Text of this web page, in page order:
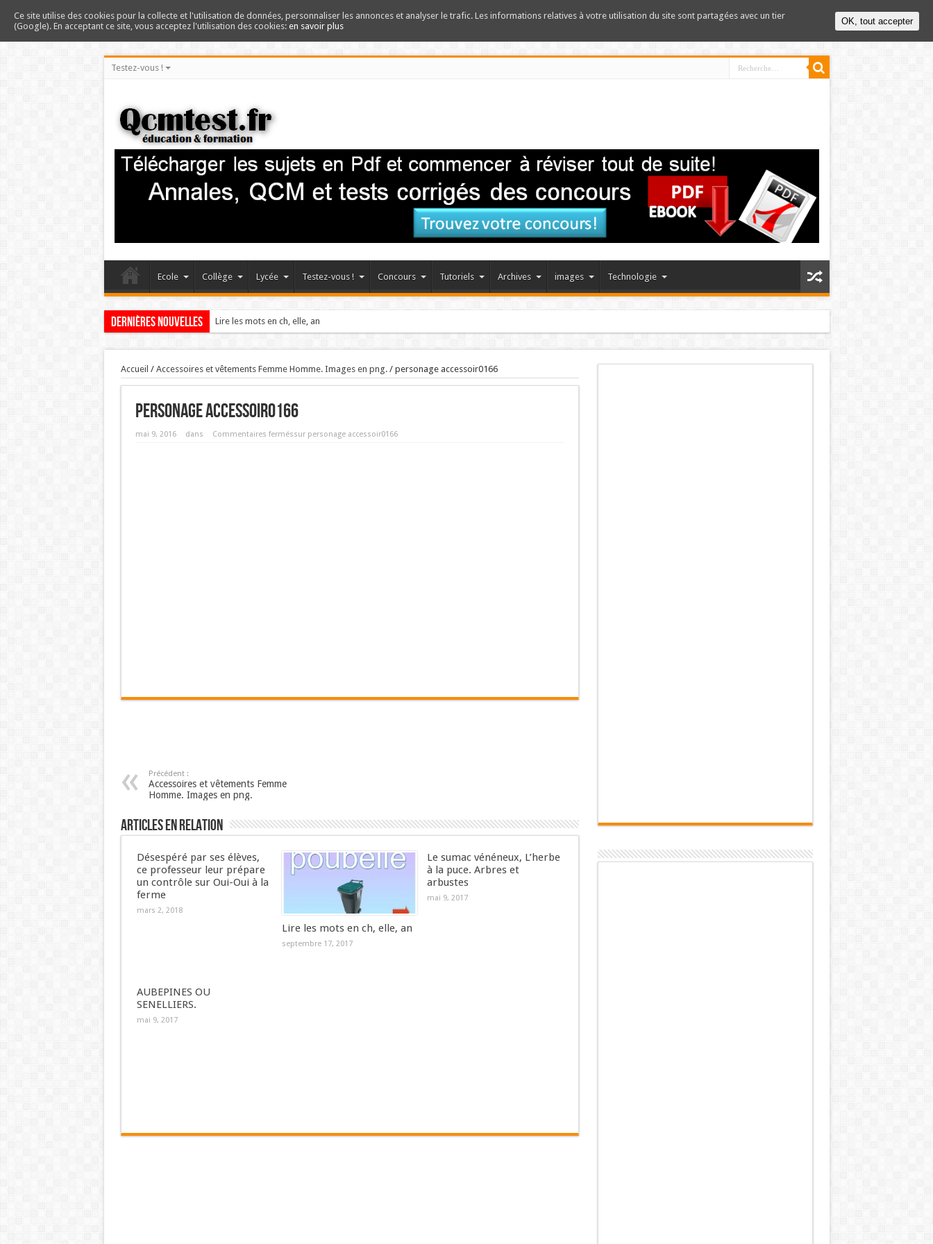
Testez-vous !
Ecole Collège Lycée Testez-vous ! Concours Tutoriels Archives images Technologie
Dernières nouvelles Lire les mots en ch, elle, an
Accueil / Accessoires et vêtements Femme Homme. Images en png./ personage accessoir0166
personage accessoir0166
mai 9, 2016 dans Commentaires ferméssur personage accessoir0166
Précédent :
Accessoires et vêtements Femme
Homme. Images en png.
Articles en relation
Désespéré par ses élèves,
ce professeur leur prépare
un contrôle sur Oui-Oui à la
ferme
mars 2, 2018
Lire les mots en ch, elle, an
septembre 17, 2017
Le sumac vénéneux, L’herbe
à la puce. Arbres et
arbustes
mai 9, 2017
AUBEPINES OU
SENELLIERS.
mai 9, 2017
Ce site utilise des cookies pour la collecte et l'utilisation de données, personnaliser les annonces et analyser le trafic. Les informations relatives à votre utilisation du site sont partagées avec un tier
(Google). En acceptant ce site, vous acceptez l'utilisation des cookies: en savoir plus OK, tout accepter